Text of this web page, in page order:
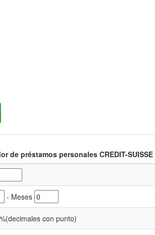
de préstamos personales CREDIT-SUISSE
- Meses
%(decimales con punto)